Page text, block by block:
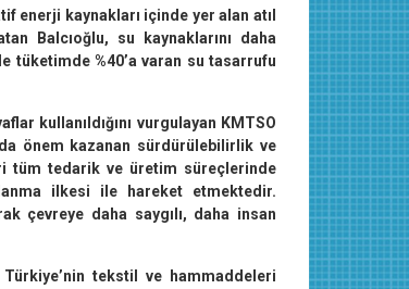
enerji kaynakları içinde yer alan atıl
Balcıoğlu, su kaynaklarını daha
tüketimde %40’a varan su tasarrufu
kullanıldığını vurgulayan KMTSO
önem kazanan sürdürülebilirlik ve
tüm tedarik ve üretim süreçlerinde
ilkesi ile hareket etmektedir.
çevreye daha saygılı, daha insan
tekstil ve hammaddeleri